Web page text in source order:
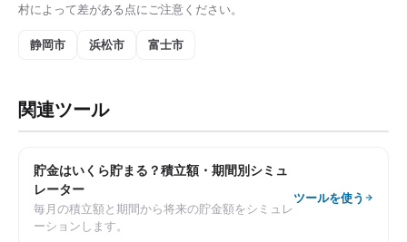
村によって差がある点にご注意ください。
静岡市 浜松市 富士市
関連ツール
貯金はいくら貯まる？積立額・期間別シミュ
レーター
毎月の積立額と期間から将来の貯金額をシミュレ
ーションします。
ツールを使う